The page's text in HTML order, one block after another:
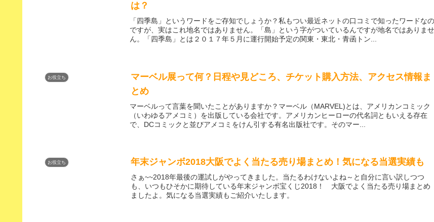
は？
「四季島」というワードをご存知でしょうか？私もつい最近ネットの口コミで知ったワードなの
ですが、実はこれ地名ではありません。「島」という字がついているんですが地名ではありませ
ん。「四季島」とは２０１７年５月に運行開始予定の関東・東北・青函トン...
お役立ち
マーベル展って何？日程や見どころ、チケット購入方法、アクセス情報ま
とめ
マーベルって言葉を聞いたことがありますか？マーベル（MARVEL)とは、アメリカンコミック
（いわゆるアメコミ）を出版している会社です。アメリカンヒーローの代名詞ともいえる存在
で、DCコミックと並びアメコミをけん引する有名出版社です。そのマー...
お役立ち 年末ジャンボ2018大阪でよく当たる売り場まとめ！気になる当選実績も
さぁ~~2018年最後の運試しがやってきました。当たるわけないよね～と自分に言い訳しつつ
も、いつもひそかに期待している年末ジャンボ宝くじ2018！ 大阪でよく当たる売り場まとめ
ましたよ。気になる当選実績もご紹介いたします。